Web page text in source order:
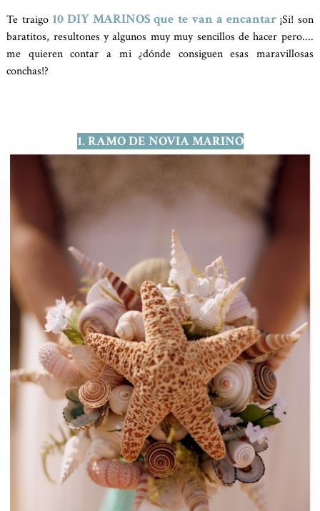
Te traigo 10 DIY MARINOS que te van a encantar ¡Si! son
baratitos, resultones y algunos muy muy sencillos de hacer pero....
me quieren contar a mi ¿dónde consiguen esas maravillosas
conchas!?
1. RAMO DE NOVIA MARINO